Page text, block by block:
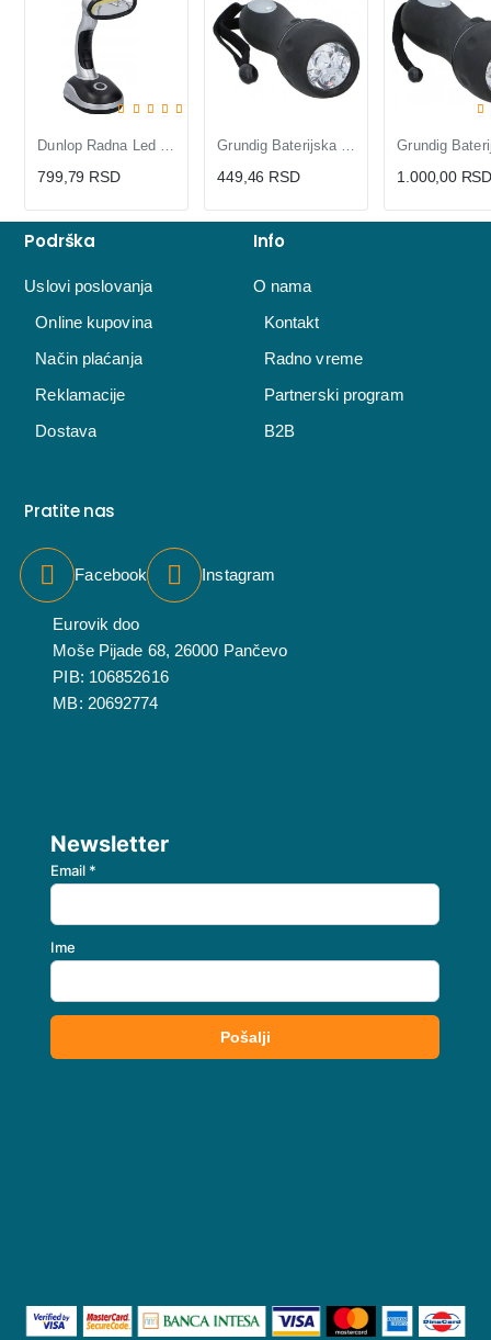
799,79 RSD 449,46 RSD 1.000,00 RSD
Podrška
Uslovi poslovanja
Online kupovina
Način plaćanja
Reklamacije
Dostava
Info
O nama
Kontakt
Radno vreme
Partnerski program
B2B
Pratite nas
Facebook Instagram
Eurovik doo
Moše Pijade 68, 26000 Pančevo
PIB: 106852616
MB: 20692774